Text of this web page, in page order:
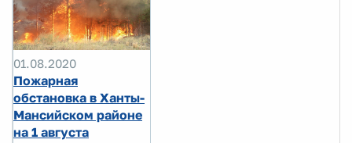
01.08.2020
Пожарная
обстановка в Ханты-
Мансийском районе
на 1 августа